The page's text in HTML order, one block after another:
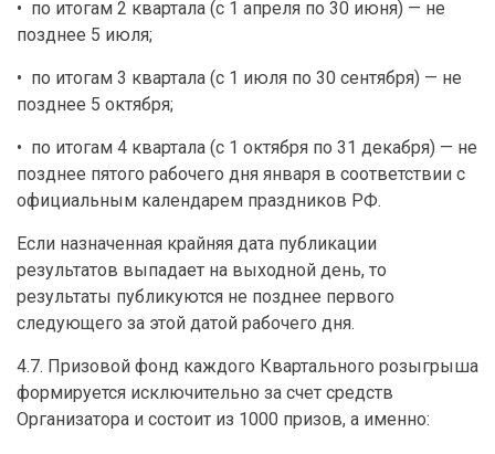
• по итогам 2 квартала (с 1 апреля по 30 июня) — не
позднее 5 июля;
• по итогам 3 квартала (с 1 июля по 30 сентября) — не
позднее 5 октября;
• по итогам 4 квартала (с 1 октября по 31 декабря) — не
позднее пятого рабочего дня января в соответствии с
официальным календарем праздников РФ.
Если назначенная крайняя дата публикации
результатов выпадает на выходной день, то
результаты публикуются не позднее первого
следующего за этой датой рабочего дня.
4.7. Призовой фонд каждого Квартального розыгрыша
формируется исключительно за счет средств
Организатора и состоит из 1000 призов, а именно: